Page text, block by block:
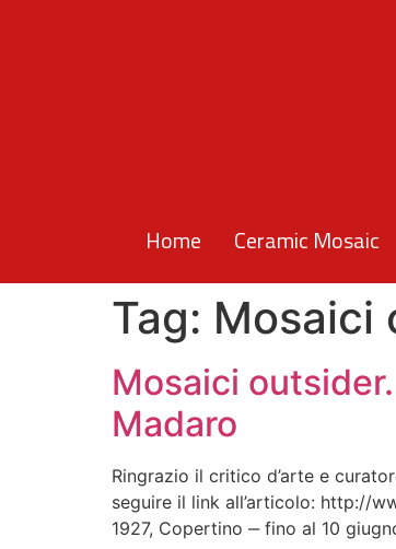
Home Ceramic Mosaic
Tag: Mosaici
Mosaici
Madaro
Ringrazio il critico d’arte e
seguire il link all’articolo: http://
1927, Copertino ‒ fino al 10